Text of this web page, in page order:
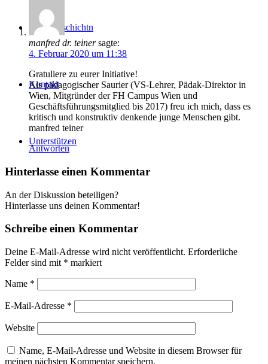
Mediengschichtn
Kontakt
Unterstützen
manfred dr. teiner sagte:
4. Februar 2020 um 11:38
Gratuliere zu eurer Initiative!
Als pädagogischer Saurier (VS-Lehrer, Pädak-Direktor in
Wien, Mitgründer der FH Campus Wien und
Geschäftsführungsmitglied bis 2017) freu ich mich, dass es
kritisch und konstruktiv denkende junge Menschen gibt.
manfred teiner
Antworten
Hinterlasse einen Kommentar
An der Diskussion beteiligen?
Hinterlasse uns deinen Kommentar!
Schreibe einen Kommentar
Deine E-Mail-Adresse wird nicht veröffentlicht. Erforderliche
Felder sind mit * markiert
Name *
E-Mail-Adresse *
Website
Name, E-Mail-Adresse und Website in diesem Browser für
meinen nächsten Kommentar speichern.